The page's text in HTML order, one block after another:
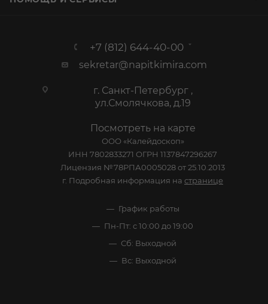
+7 (812) 644-40-00
sekretar@napitkimira.com
г. Санкт-Петербург ,
ул.Смолячкова, д.19
Посмотреть на карте
ООО «Калейдоскоп»
ИНН 7802833271 ОГРН 1137847296267
Лицензия №78РПА0005028 от 25.10.2013
г. Подробная информация на странице
График работы
Пн-Пт: с 10:00 до 19:00
Сб: Выходной
Вс: Выходной